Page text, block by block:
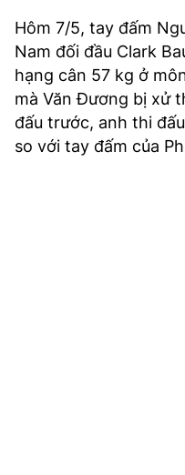
BÁO GIẤY
TRA CỨU PHƯỜNG XÃ
CỐNG HIẾN
BÙI XUÂN PHÁI
Hôm 7/5, tay đấm
Nam đối đầu Clark
hạng cân 57 kg ở
mà Văn Đương bị xử
đấu trước, anh thi
so với tay đấm của